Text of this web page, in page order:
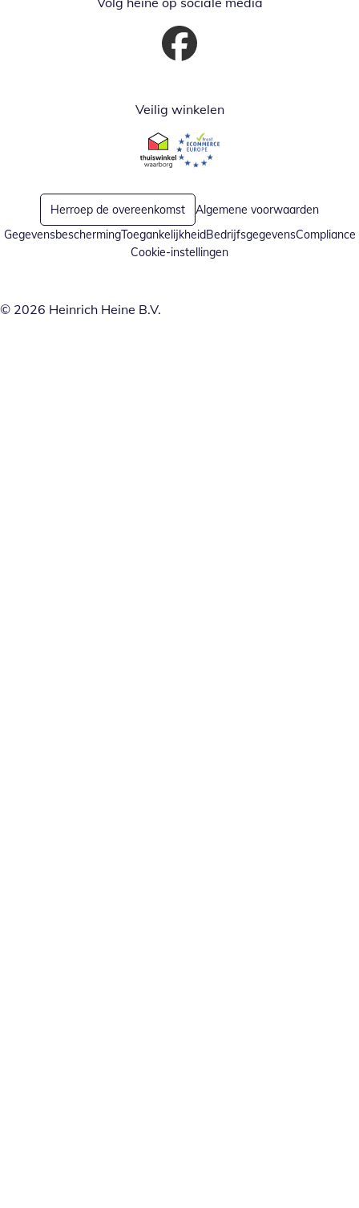
Opent in nieuw venster
Veilig winkelen
Opent in nieuw venster
Opent in nieuw venster
Herroep de overeenkomst
Algemene voorwaarden
GegevensbeschermingToegankelijkheidBedrijfsgegevensCompliance
Cookie-instellingen
© 2026 Heinrich Heine B.V.